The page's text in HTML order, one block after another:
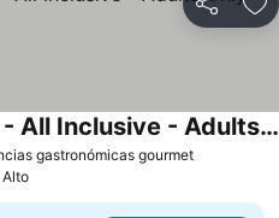
Compartir
gastronómicas gourmet
Live Aqua Punta Cana - All Inclusive - Adults Only
Alto